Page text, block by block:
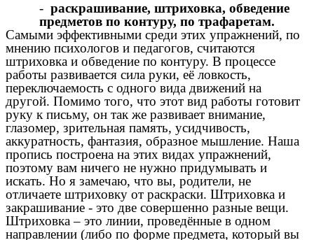
- раскрашивание, штриховка, обведение
предметов по контуру, по трафаретам.
Самыми эффективными среди этих упражнений, по
мнению психологов и педагогов, считаются
штриховка и обведение по контуру. В процессе
работы развивается сила руки, её ловкость,
переключаемость с одного вида движений на
другой. Помимо того, что этот вид работы готовит
руку к письму, он так же развивает внимание,
глазомер, зрительная память, усидчивость,
аккуратность, фантазия, образное мышление. Наша
пропись построена на этих видах упражнений,
поэтому вам ничего не нужно придумывать и
искать. Но я замечаю, что вы, родители, не
отличаете штриховку от раскраски. Штриховка и
закрашивание - это две совершенно разные вещи.
Штриховка – это линии, проведённые в одном
направлении (либо по форме предмета, который вы